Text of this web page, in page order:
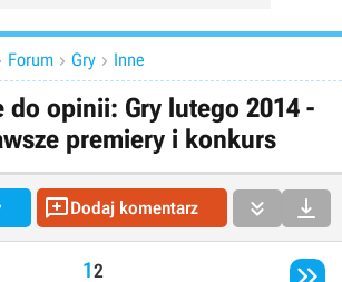
Forum  Gry  Inne
do opinii: Gry lutego 2014 -
premiery i konkurs
Dodaj komentarz  
12